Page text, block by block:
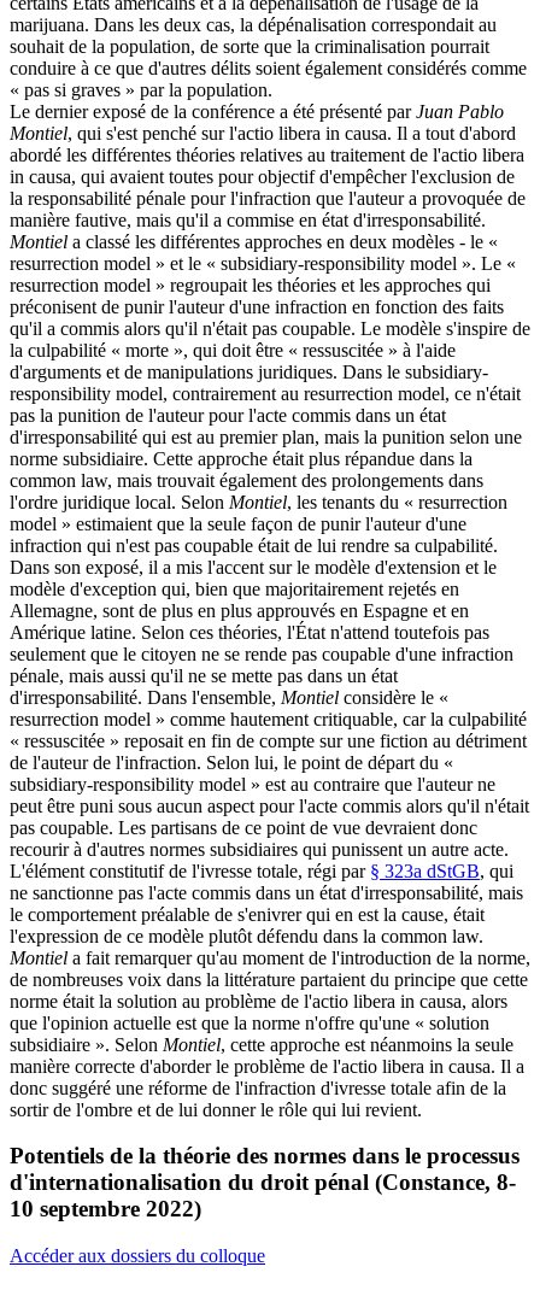
marijuana. Dans les deux cas, la dépénalisation correspondait au
souhait de la population, de sorte que la criminalisation pourrait
conduire à ce que d'autres délits soient également considérés comme
« pas si graves » par la population.
Le dernier exposé de la conférence a été présenté parJuan Pablo
Montiel, qui s'est penché sur l'actio libera in causa. Il a tout d'abord
abordé les différentes théories relatives au traitement de l'actio libera
in causa, qui avaient toutes pour objectif d'empêcher l'exclusion de
la responsabilité pénale pour l'infraction que l'auteur a provoquée de
manière fautive, mais qu'il a commise en état d'irresponsabilité.
Montiel a classé les différentes approches en deux modèles - le «
resurrection model » et le « subsidiary-responsibility model ». Le «
resurrection model » regroupait les théories et les approches qui
préconisent de punir l'auteur d'une infraction en fonction des faits
qu'il a commis alors qu'il n'était pas coupable. Le modèle s'inspire de
la culpabilité « morte », qui doit être « ressuscitée » à l'aide
d'arguments et de manipulations juridiques. Dans le subsidiary-
responsibility model, contrairement au resurrection model, ce n'était
pas la punition de l'auteur pour l'acte commis dans un état
d'irresponsabilité qui est au premier plan, mais la punition selon une
norme subsidiaire. Cette approche était plus répandue dans la
common law, mais trouvait également des prolongements dans
l'ordre juridique local. Selon Montiel, les tenants du « resurrection
model » estimaient que la seule façon de punir l'auteur d'une
infraction qui n'est pas coupable était de lui rendre sa culpabilité.
Dans son exposé, il a mis l'accent sur le modèle d'extension et le
modèle d'exception qui, bien que majoritairement rejetés en
Allemagne, sont de plus en plus approuvés en Espagne et en
Amérique latine. Selon ces théories, l'État n'attend toutefois pas
seulement que le citoyen ne se rende pas coupable d'une infraction
pénale, mais aussi qu'il ne se mette pas dans un état
d'irresponsabilité. Dans l'ensemble, Montiel considère le «
resurrection model » comme hautement critiquable, car la culpabilité
« ressuscitée » reposait en fin de compte sur une fiction au détriment
de l'auteur de l'infraction. Selon lui, le point de départ du «
subsidiary-responsibility model » est au contraire que l'auteur ne
peut être puni sous aucun aspect pour l'acte commis alors qu'il n'était
pas coupable. Les partisans de ce point de vue devraient donc
recourir à d'autres normes subsidiaires qui punissent un autre acte.
L'élément constitutif de l'ivresse totale, régi par § 323a dStGB, qui
ne sanctionne pas l'acte commis dans un état d'irresponsabilité, mais
le comportement préalable de s'enivrer qui en est la cause, était
l'expression de ce modèle plutôt défendu dans la common law.
Montiel a fait remarquer qu'au moment de l'introduction de la norme,
de nombreuses voix dans la littérature partaient du principe que cette
norme était la solution au problème de l'actio libera in causa, alors
que l'opinion actuelle est que la norme n'offre qu'une « solution
subsidiaire ». Selon Montiel, cette approche est néanmoins la seule
manière correcte d'aborder le problème de l'actio libera in causa. Il a
donc suggéré une réforme de l'infraction d'ivresse totale afin de la
sortir de l'ombre et de lui donner le rôle qui lui revient.
Potentiels de la théorie des normes dans le processus
d'internationalisation du droit pénal (Constance, 8-
10 septembre 2022)
Accéder aux dossiers du colloque